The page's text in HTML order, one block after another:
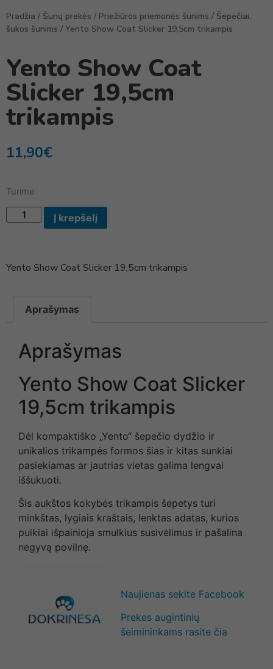
Pradžia / Šunų prekės / Priežiūros priemonės šunims / Šepečiai,
šukos šunims / Yento Show Coat Slicker 19,5cm trikampis
Yento Show Coat
Slicker 19,5cm
trikampis
11,90€
Turime
Į krepšelį
Yento Show Coat Slicker 19,5cm trikampis
Aprašymas
Aprašymas
Yento Show Coat Slicker
19,5cm trikampis
Dėl kompaktiško „Yento“ šepečio dydžio ir
unikalios trikampės formos šias ir kitas sunkiai
pasiekiamas ar jautrias vietas galima lengvai
iššukuoti.
Šis aukštos kokybės trikampis šepetys turi
minkštas, lygiais kraštais, lenktas adatas, kurios
puikiai išpainioja smulkius susivėlimus ir pašalina
negyvą povilnę.
Naujienas sekite Facebook
Prekes augintinių
šeimininkams rasite čia